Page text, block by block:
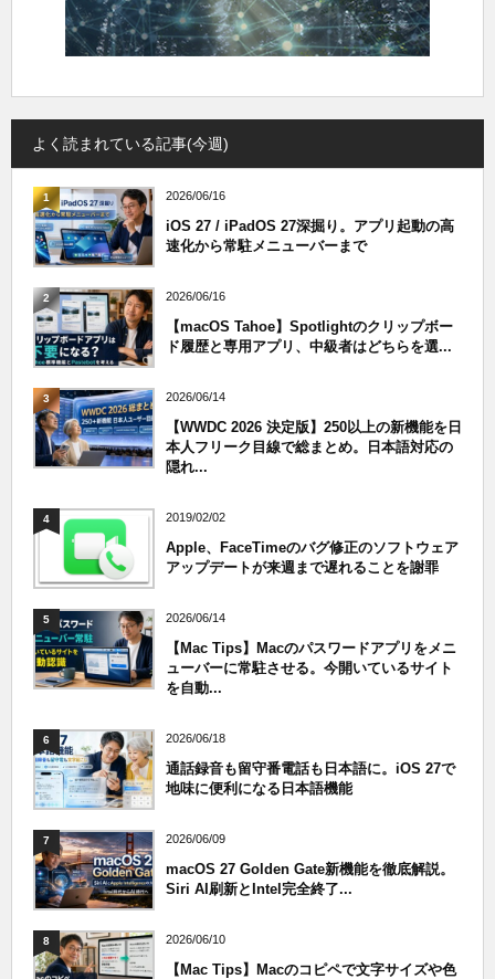
よく読まれている記事(今週)
1 2026/06/16
iOS 27 / iPadOS 27深掘り。アプリ起動の高
速化から常駐メニューバーまで
2 2026/06/16
【macOS Tahoe】Spotlightのクリップボー
ド履歴と専用アプリ、中級者はどちらを選...
3 2026/06/14
【WWDC 2026 決定版】250以上の新機能を日
本人フリーク目線で総まとめ。日本語対応の
隠れ...
4 2019/02/02
Apple、FaceTimeのバグ修正のソフトウェア
アップデートが来週まで遅れることを謝罪
5 2026/06/14
【Mac Tips】Macのパスワードアプリをメニ
ューバーに常駐させる。今開いているサイト
を自動...
6 2026/06/18
通話録音も留守番電話も日本語に。iOS 27で
地味に便利になる日本語機能
7 2026/06/09
macOS 27 Golden Gate新機能を徹底解説。
Siri AI刷新とIntel完全終了...
8 2026/06/10
【Mac Tips】Macのコピペで文字サイズや色